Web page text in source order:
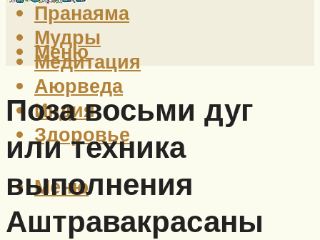
Пранаяма
Мудры
Медитация
Аюрведа
Индия
Здоровье
Меню
Меню
Поза восьми дуг
или техника
выполнения
Аштравакрасаны